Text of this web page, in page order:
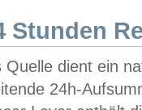
Stunden
Quelle dient ein
24h-